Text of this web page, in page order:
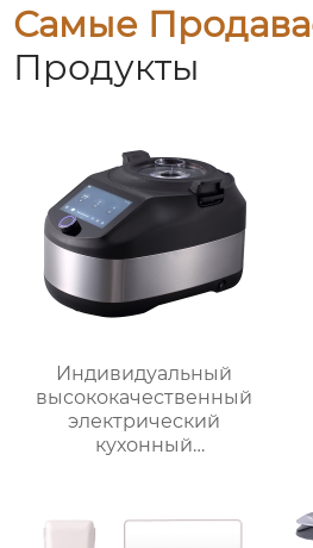
Самые
Продукты
Индивидуальный
высококачественный
электрический
кухонный
приготовления пищи,
кухонный комбайн,